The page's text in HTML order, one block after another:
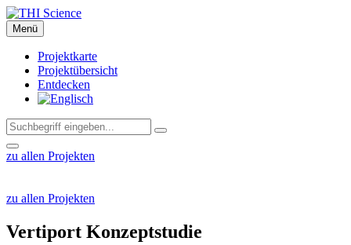
Zum
Hauptinhalt
springen
Menü
Projektkarte
Projektübersicht
Entdecken
zu allen Projekten
zu allen Projekten
Vertiport Konzeptstudie